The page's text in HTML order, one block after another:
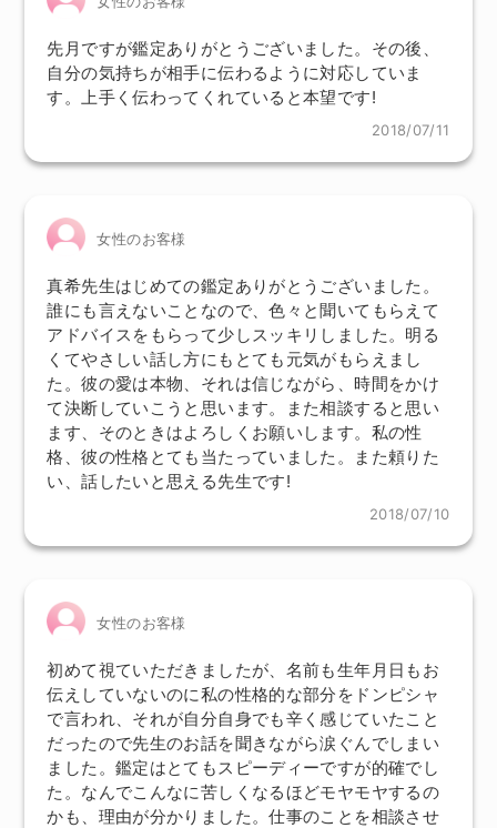
先月ですが鑑定ありがとうございました。その後、
自分の気持ちが相手に伝わるように対応していま
す。上手く伝わってくれていると本望です!
2018/07/11
女性のお客様
真希先生はじめての鑑定ありがとうございました。
誰にも言えないことなので、色々と聞いてもらえて
アドバイスをもらって少しスッキリしました。明る
くてやさしい話し方にもとても元気がもらえまし
た。彼の愛は本物、それは信じながら、時間をかけ
て決断していこうと思います。また相談すると思い
ます、そのときはよろしくお願いします。私の性
格、彼の性格とても当たっていました。また頼りた
い、話したいと思える先生です!
2018/07/10
女性のお客様
初めて視ていただきましたが、名前も生年月日もお
伝えしていないのに私の性格的な部分をドンピシャ
で言われ、それが自分自身でも辛く感じていたこと
だったので先生のお話を聞きながら涙ぐんでしまい
ました。鑑定はとてもスピーディーですが的確でし
た。なんでこんなに苦しくなるほどモヤモヤするの
かも、理由が分かりました。仕事のことを相談させ